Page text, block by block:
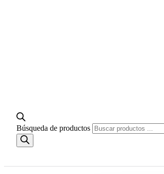
Búsqueda de productos